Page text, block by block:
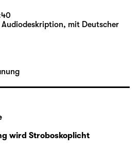
aktivieren
, mit Deutscher
wird Stroboskoplicht